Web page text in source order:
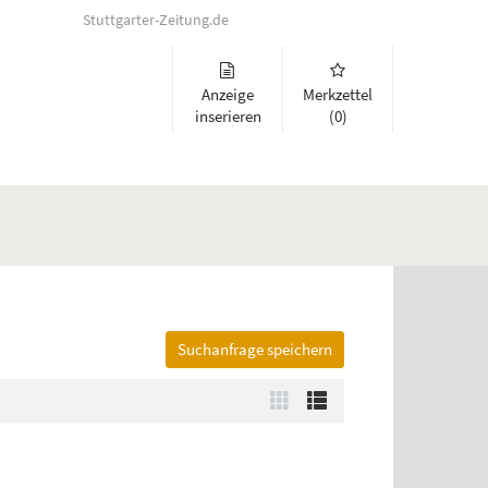
Stuttgarter-Zeitung.de
Anzeige
inserieren
Merkzettel
(0)
und Links zu öffnen. Mit Pfeil rechts klappen Sie auf, mit
Suchanfrage speichern